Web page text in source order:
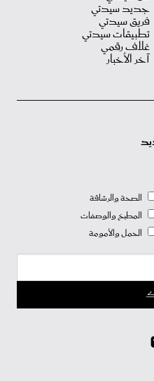
جديد سيدتي
فريق سيدتي
تطبيقات سيدتي
غلاف رقمي
آخر الأخبار
الصحة والرشاقة
المطبخ والوصفات
الحمل والأمومة